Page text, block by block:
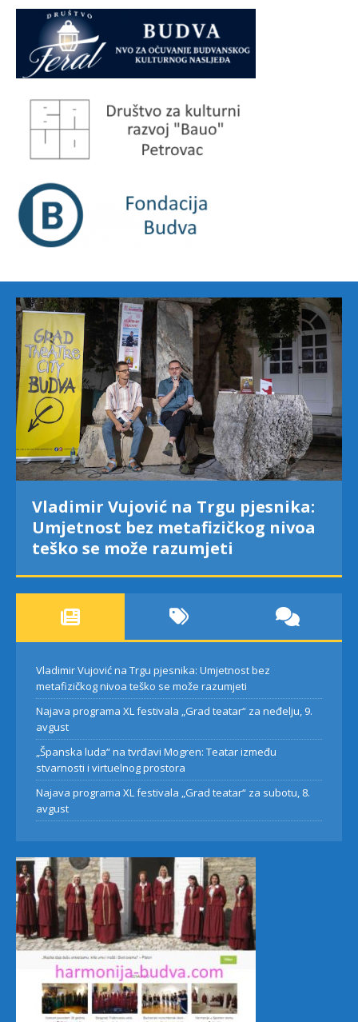
Vladimir Vujović na Trgu pjesnika:
Umjetnost bez metafizičkog nivoa
teško se može razumjeti
Vladimir Vujović na Trgu pjesnika: Umjetnost bez
metafizičkog nivoa teško se može razumjeti
Najava programa XL festivala „Grad teatar“ za neđelju, 9.
avgust
„Španska luda“ na tvrđavi Mogren: Teatar između
stvarnosti i virtuelnog prostora
Najava programa XL festivala „Grad teatar“ za subotu, 8.
avgust